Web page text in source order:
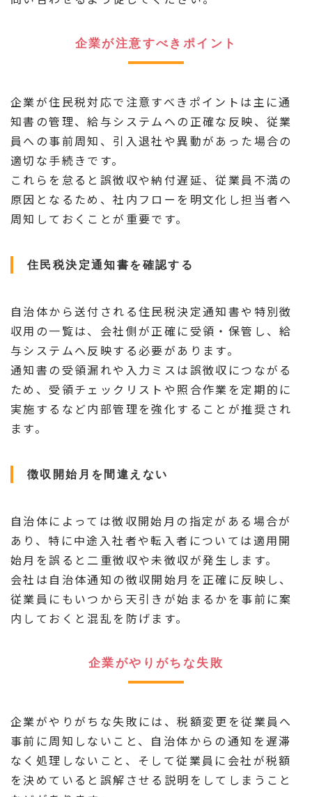
企業が注意すべきポイント
企業が住民税対応で注意すべきポイントは主に通
知書の管理、給与システムへの正確な反映、従業
員への事前周知、引入退社や異動があった場合の
適切な手続きです。
これらを怠ると誤徴収や納付遅延、従業員不満の
原因となるため、社内フローを明文化し担当者へ
周知しておくことが重要です。
住民税決定通知書を確認する
自治体から送付される住民税決定通知書や特別徴
収用の一覧は、会社側が正確に受領・保管し、給
与システムへ反映する必要があります。
通知書の受領漏れや入力ミスは誤徴収につながる
ため、受領チェックリストや照合作業を定期的に
実施するなど内部管理を強化することが推奨され
ます。
徴収開始月を間違えない
自治体によっては徴収開始月の指定がある場合が
あり、特に中途入社者や転入者については適用開
始月を誤ると二重徴収や未徴収が発生します。
会社は自治体通知の徴収開始月を正確に反映し、
従業員にもいつから天引きが始まるかを事前に案
内しておくと混乱を防げます。
企業がやりがちな失敗
企業がやりがちな失敗には、税額変更を従業員へ
事前に周知しないこと、自治体からの通知を遅滞
なく処理しないこと、そして従業員に会社が税額
を決めていると誤解させる説明をしてしまうこと